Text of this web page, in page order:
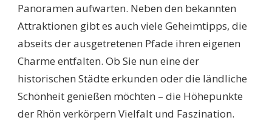
Panoramen aufwarten. Neben den bekannten
Attraktionen gibt es auch viele Geheimtipps, die
abseits der ausgetretenen Pfade ihren eigenen
Charme entfalten. Ob Sie nun eine der
historischen Städte erkunden oder die ländliche
Schönheit genießen möchten – die Höhepunkte
der Rhön verkörpern Vielfalt und Faszination.